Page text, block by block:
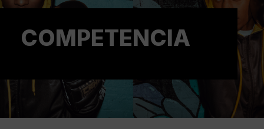
COMPETENCIA